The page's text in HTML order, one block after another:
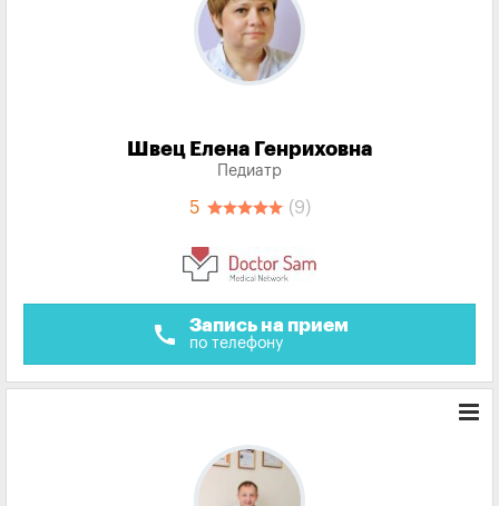
Швец Елена Генриховна
Педиатр
5 (9)
call Запись на прием
по телефону